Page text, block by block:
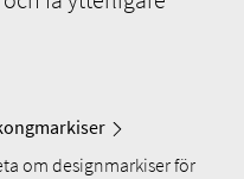
om designmarkiser för